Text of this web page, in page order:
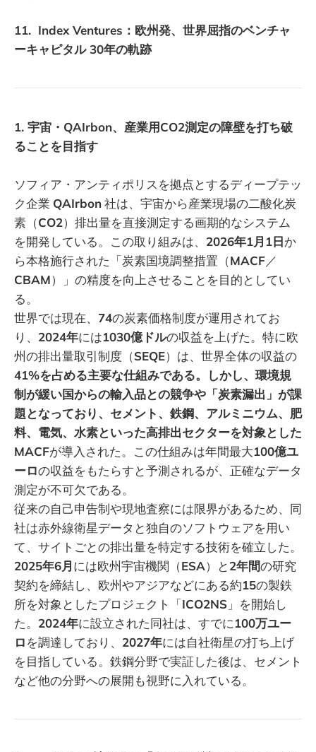
11. Index Ventures：欧州発、世界屈指のベンチャ
ーキャピタル 30年の軌跡
1. 宇宙・QAIrbon、産業用CO2測定の障壁を打ち破
ることを目指す
ソフィア・アンティポリスを拠点とするディープテッ
ク企業 QAIrbon社は、宇宙から産業現場の二酸化炭
素（CO2）排出量を直接測定する画期的なシステム
を開発している。この取り組みは、 2026年1月1日か
ら本格施行された「炭素国境調整措置（MACF／
CBAM）」の精度を向上させることを目的としてい
る。
世界では現在、 74の炭素価格制度が運用されてお
り、 2024年には1030億ドルの収益を上げた。特に欧
州の排出量取引制度（SEQE）は、世界全体の収益の
41%を占める主要な仕組みである。しかし、環境規
制が緩い国からの輸入品との競争や「炭素漏出」が課
題となっており、セメント、鉄鋼、アルミニウム、肥
料、電気、水素といった高排出セクターを対象とした
MACFが導入された。この仕組みは年間最大100億ユ
ーロの収益をもたらすと予測されるが、正確なデータ
測定が不可欠である。
従来の自己申告制や現地査察には限界があるため、同
社は赤外線衛星データと独自のソフトウェアを用い
て、サイトごとの排出量を特定する技術を確立した。
2025年6月には欧州宇宙機関（ESA）と2年間の研究
契約を締結し、欧州やアジアなどにある約15の製鉄
所を対象としたプロジェクト「ICO2NS 」を開始し
た。 2024年に設立された同社は、すでに100万ユー
ロを調達しており、 2027年には自社衛星の打ち上げ
を目指している。鉄鋼分野で実証した後は、セメント
など他の分野への展開も視野に入れている。